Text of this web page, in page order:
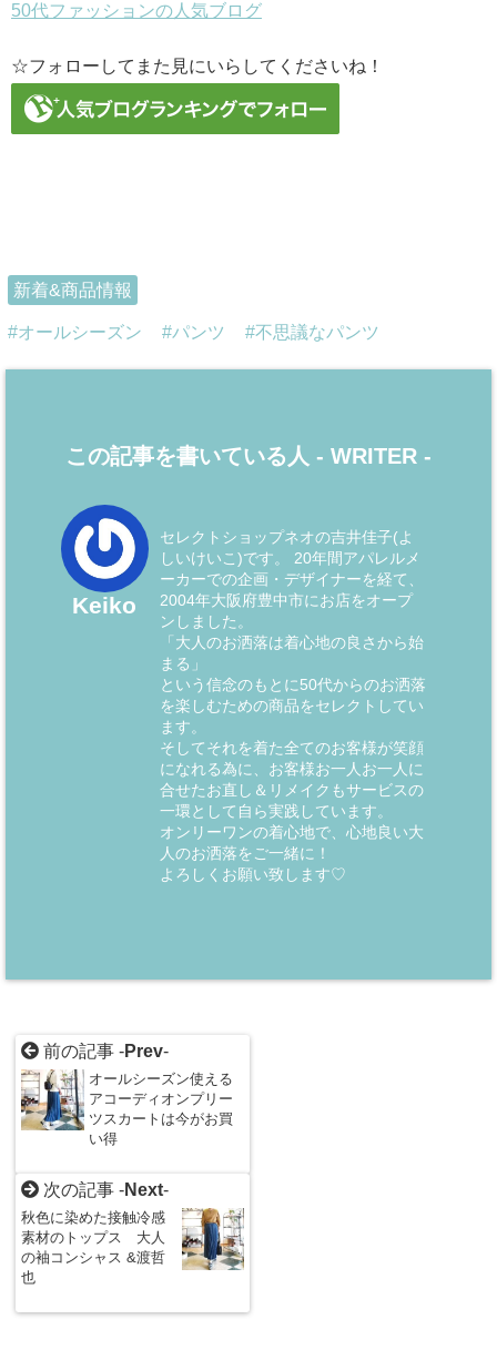
50代ファッションの人気ブログ
☆フォローしてまた見にいらしてくださいね！
新着&商品情報
オールシーズン パンツ 不思議なパンツ
この記事を書いている人 - WRITER -
Keiko
セレクトショップネオの吉井佳子(よ
しいけいこ)です。 20年間アパレルメ
ーカーでの企画・デザイナーを経て、
2004年大阪府豊中市にお店をオープ
ンしました。
「大人のお洒落は着心地の良さから始
まる」
という信念のもとに50代からのお洒落
を楽しむための商品をセレクトしてい
ます。
そしてそれを着た全てのお客様が笑顔
になれる為に、お客様お一人お一人に
合せたお直し＆リメイクもサービスの
一環として自ら実践しています。
オンリーワンの着心地で、心地良い大
人のお洒落をご一緒に！
よろしくお願い致します♡
前の記事 -Prev-
オールシーズン使える
アコーディオンプリー
ツスカートは今がお買
い得
次の記事 -Next-
秋色に染めた接触冷感
素材のトップス 大人
の袖コンシャス &渡哲
也